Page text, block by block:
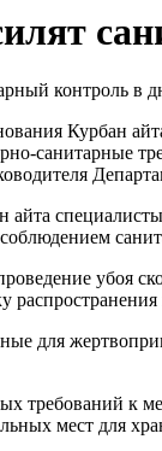
Курбан
санитарные
айта
соблюдением
убоя
для
требований к
мест для